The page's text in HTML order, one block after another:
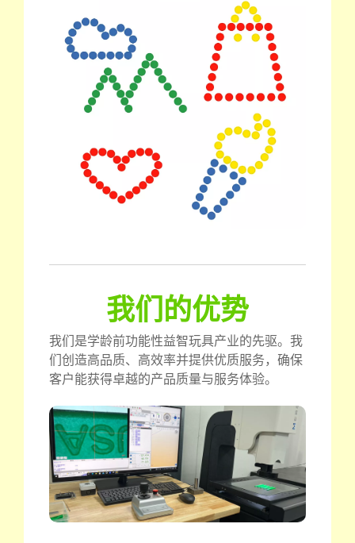
我们的优势
我们是学龄前功能性益智玩具产业的先驱。我
们创造高品质、高效率并提供优质服务，确保
客户能获得卓越的产品质量与服务体验。